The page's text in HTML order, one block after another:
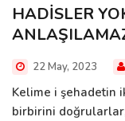
HADİSLER
22 May, 2023
Kelime i şehadetin
birbirini